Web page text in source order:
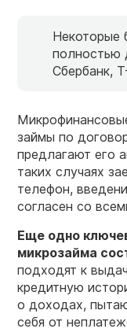
Некоторые
полностью
Сбербанк,
займы по
предлагают его
таких случаях
телефон,
согласен со
Еще одно
микрозайма
подходят к
кредитную
о доходах,
себя от